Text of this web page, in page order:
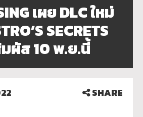
เผย DLC ใหม่
SECRETS
ผัส 10 พ.ย.นี้
SHARE